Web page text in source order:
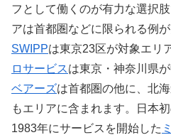
フとして働くのが有力な選択
アは首都圏などに限られる例
SWIPPは東京23区が対象エリ
ロサービスは東京・神奈川県
ベアーズは首都圏の他に、北
もエリアに含まれます。日本
1983年にサービスを開始した